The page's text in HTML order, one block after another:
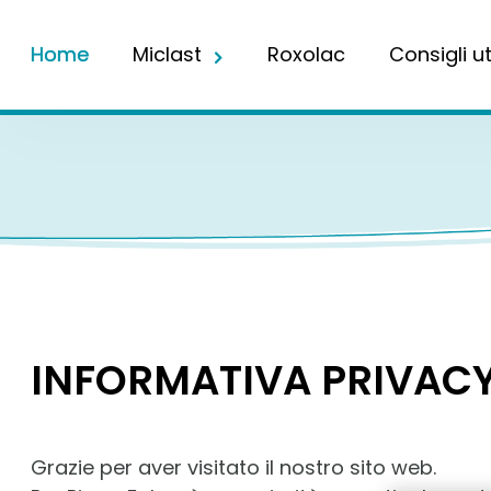
Home Miclast Roxolac Consigli
INFORMATIVA
Grazie per aver visitato il nostro sito web.